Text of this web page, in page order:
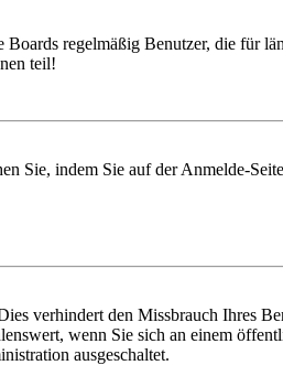
regelmäßig Benutzer, die für
teil!
Sie, indem Sie auf der Anmelde-
verhindert den Missbrauch Ihres
wenn Sie sich an einem
ausgeschaltet.